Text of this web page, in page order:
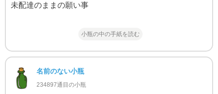
未配達のままの願い事
小瓶の中の手紙を読む
名前のない小瓶
234897通目の小瓶